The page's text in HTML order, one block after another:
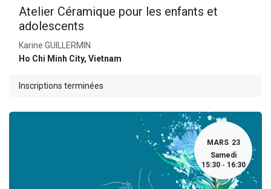
Atelier Céramique pour les enfants et
adolescents
Karine GUILLERMIN
Ho Chi Minh City, Vietnam
Inscriptions terminées
MARS 23
Samedi
15:30 - 16:30